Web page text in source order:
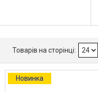
Новинка